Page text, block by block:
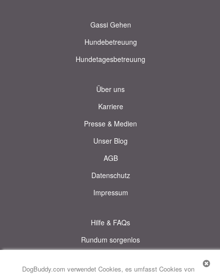
DogBuddy.com verwendet Cookies, es umfasst Cookies von
Gassi Gehen
Hundebetreuung
Hundetagesbetreuung
Über uns
Karriere
Presse & Medien
Unser Blog
AGB
Datenschutz
Impressum
Hilfe & FAQs
Rundum sorgenlos
© DogBuddy. Alle Rechte vorbehalten.Diese Seite verwendet Cookies